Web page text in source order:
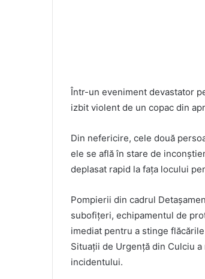
Într-un eveniment devastator
izbit violent de un copac din
Din nefericire, cele două
ele se află în stare de
deplasat rapid la fața locului
Pompierii din cadrul
subofițeri, echipamentul de
imediat pentru a stinge
Situații de Urgență din Culciu
incidentului.